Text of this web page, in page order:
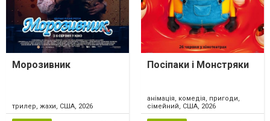
Морозивник
трилер, жахи, США, 2026
Посіпаки і Монстряки
анімація, комедія, пригоди,
сімейний, США, 2026